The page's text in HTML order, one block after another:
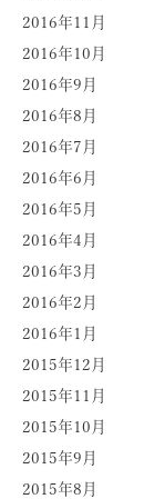
2016年11月
2016年10月
2016年9月
2016年8月
2016年7月
2016年6月
2016年5月
2016年4月
2016年3月
2016年2月
2016年1月
2015年12月
2015年11月
2015年10月
2015年9月
2015年8月